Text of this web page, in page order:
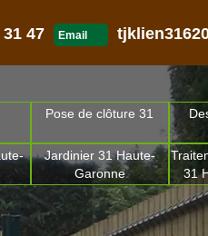
47 Email
Pose de clôture 31
Jardinier 31 Haute-
Garonne
31